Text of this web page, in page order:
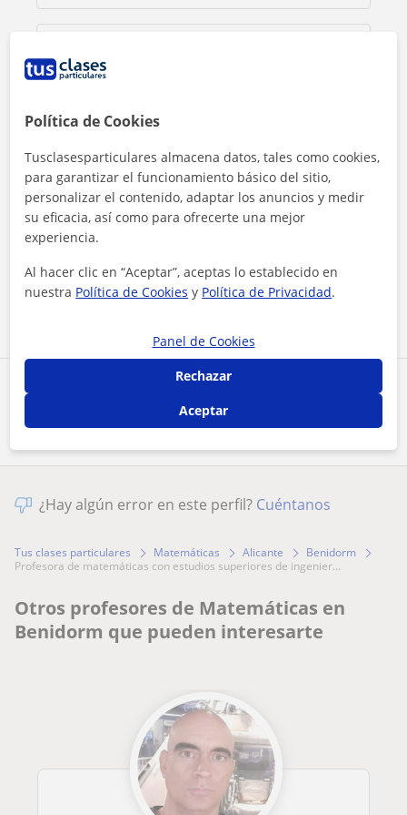
Comparte a este profesor
Al hacer clic, aceptas nuestro
Contactar ahora
¿Hay algún error en este perfil? Cuéntanos
Tus clases particulares Matemáticas Alicante
Benidorm
profesora de matemáticas con estudios superiores de ingenier...
Otros profesores de Matemáticas en
Benidorm que pueden interesarte
Política de Cookies
Tusclasesparticulares almacena datos, tales como cookies,
para garantizar el funcionamiento básico del sitio,
personalizar el contenido, adaptar los anuncios y medir
su eficacia, así como para ofrecerte una mejor
experiencia.
Al hacer clic en “Aceptar”, aceptas lo establecido en
nuestra Política de Cookies y Política de Privacidad.
Panel de Cookies
Rechazar
Aceptar